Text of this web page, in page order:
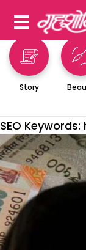
Story
SEO Keywords: